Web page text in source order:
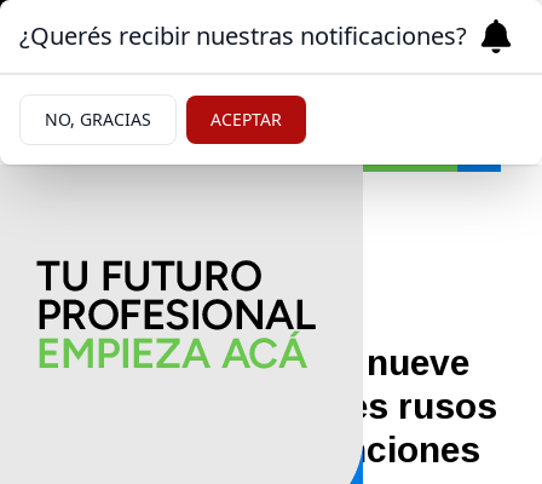
Mundo
25/04/2026
Ucrania bajo fuego: nueve
muertos tras ataques rusos
y Zelenski exige sanciones
¿Querés recibir nuestras notificaciones?
NO, GRACIAS ACEPTAR